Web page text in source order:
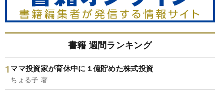
書籍 週間ランキング
ママ投資家が育休中に１億貯めた株式投資
ちょる子 著